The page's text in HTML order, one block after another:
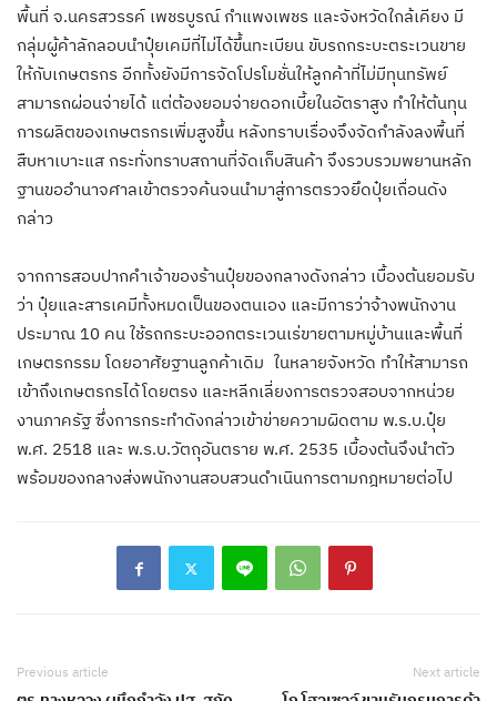
พื้นที่ จ.นครสวรรค์ เพชรบูรณ์ กำแพงเพชร และจังหวัดใกล้เคียง มี
กลุ่มผู้ค้าลักลอบนำปุ๋ยเคมีที่ไม่ได้ขึ้นทะเบียน ขับรถกระบะตระเวนขาย
ให้กับเกษตรกร อีกทั้งยังมีการจัดโปรโมชั่นให้ลูกค้าที่ไม่มีทุนทรัพย์
สามารถผ่อนจ่ายได้ แต่ต้องยอมจ่ายดอกเบี้ยในอัตราสูง ทำให้ต้นทุน
การผลิตของเกษตรกรเพิ่มสูงขึ้น หลังทราบเรื่องจึงจัดกำลังลงพื้นที่
สืบหาเบาะแส กระทั่งทราบสถานที่จัดเก็บสินค้า จึงรวบรวมพยานหลัก
ฐานขออำนาจศาลเข้าตรวจค้นจนนำมาสู่การตรวจยึดปุ๋ยเถื่อนดัง
กล่าว
จากการสอบปากคำเจ้าของร้านปุ๋ยของกลางดังกล่าว เบื้องต้นยอมรับ
ว่า ปุ๋ยและสารเคมีทั้งหมดเป็นของตนเอง และมีการว่าจ้างพนักงาน
ประมาณ 10 คน ใช้รถกระบะออกตระเวนเร่ขายตามหมู่บ้านและพื้นที่
เกษตรกรรม โดยอาศัยฐานลูกค้าเดิม ในหลายจังหวัด ทำให้สามารถ
เข้าถึงเกษตรกรได้โดยตรง และหลีกเลี่ยงการตรวจสอบจากหน่วย
งานภาครัฐ ซึ่งการกระทำดังกล่าวเข้าข่ายความผิดตาม พ.ร.บ.ปุ๋ย
พ.ศ. 2518 และ พ.ร.บ.วัตถุอันตราย พ.ศ. 2535 เบื้องต้นจึงนำตัว
พร้อมของกลางส่งพนักงานสอบสวนดำเนินการตามกฎหมายต่อไป
Previous article Next article